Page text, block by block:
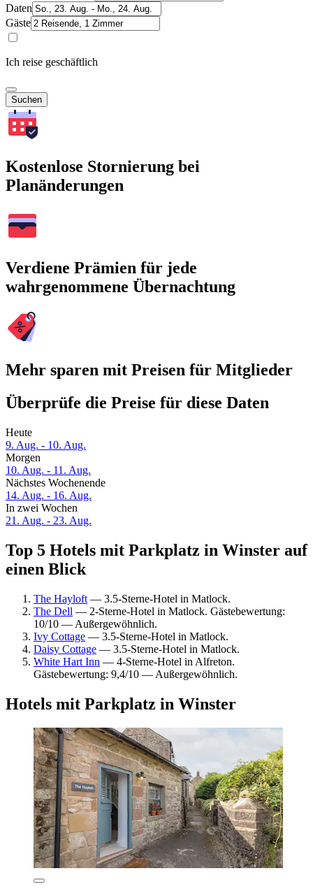
Daten
Gäste
Ich reise geschäftlich
Suchen
Kostenlose Stornierung bei
Planänderungen
Verdiene Prämien für jede
wahrgenommene Übernachtung
Mehr sparen mit Preisen für Mitglieder
Überprüfe die Preise für diese Daten
Heute
9. Aug. - 10. Aug.
Morgen
10. Aug. - 11. Aug.
Nächstes Wochenende
14. Aug. - 16. Aug.
In zwei Wochen
21. Aug. - 23. Aug.
Top 5 Hotels mit Parkplatz in Winster auf
einen Blick
The Hayloft — 3.5-Sterne-Hotel in Matlock.
The Dell — 2-Sterne-Hotel in Matlock. Gästebewertung:
10/10 — Außergewöhnlich.
Ivy Cottage — 3.5-Sterne-Hotel in Matlock.
Daisy Cottage — 3.5-Sterne-Hotel in Matlock.
White Hart Inn — 4-Sterne-Hotel in Alfreton.
Gästebewertung: 9,4/10 — Außergewöhnlich.
Hotels mit Parkplatz in Winster